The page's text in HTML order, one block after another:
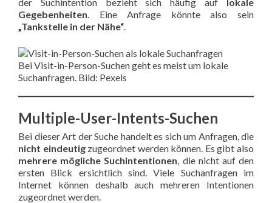
Gegebenheiten. Eine Anfrage könnte also sein
„Tankstelle in der Nähe“.
Bei Visit-in-Person-Suchen geht es meist um lokale
Suchanfragen. Bild: Pexels
Multiple-User-Intents-Suchen
Bei dieser Art der Suche handelt es sich um Anfragen, die
nicht eindeutigzugeordnet werden können. Es gibt also
mehrere mögliche Suchintentionen, die nicht auf den
ersten Blick ersichtlich sind. Viele Suchanfragen im
Internet können deshalb auch mehreren Intentionen
zugeordnet werden.